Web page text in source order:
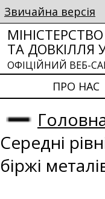
Звичайна версія
ТА ДОВКІЛЛЯ
ОФІЦІЙНИЙ ВЕБ-
ПРО НАС
Середні
біржі